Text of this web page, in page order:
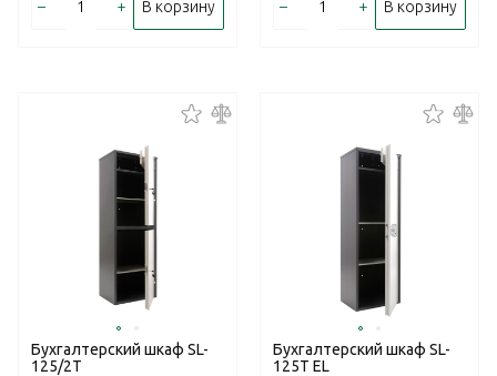
– + В корзину – + В корзину
Бухгалтерский шкаф SL-
125/2T
Бухгалтерский шкаф SL-
125T EL